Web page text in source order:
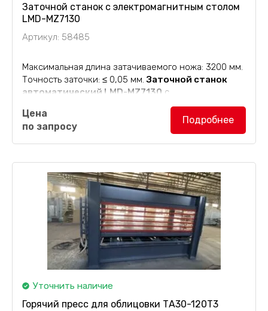
Заточной станок с электромагнитным столом
LMD-MZ7130
Артикул: 58485
Максимальная длина затачиваемого ножа: 3200 мм.
Точность заточки: ≤ 0,05 мм.Заточной станок
автоматический LMD-MZ7130 с
электромагнитным столом, для заточки плоских
ножей. Размер рабочего стола оборудования
составляет 3180х180 мм, диапазон наклона...
Цена
по запросу
Подробнее
Уточнить наличие
Горячий пресс для облицовки ТА30-120Т3